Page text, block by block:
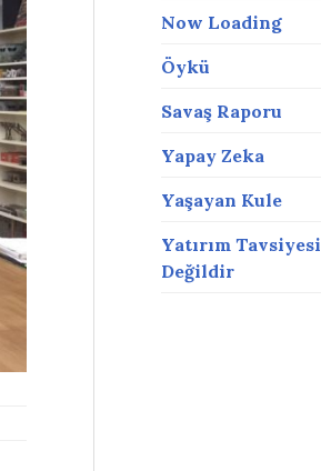
Now Loading
Öykü
Savaş Raporu
Yapay Zeka
Yaşayan Kule
Yatırım Tavsiyesi
Değildir